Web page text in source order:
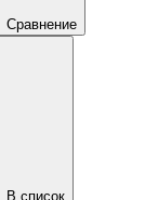
Сравнение
В список